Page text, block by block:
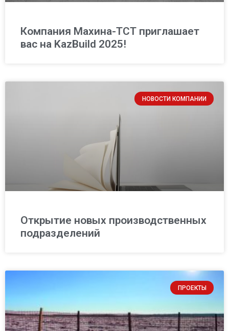
Компания Махина-ТСТ приглашает
вас на KazBuild 2025!
НОВОСТИ КОМПАНИИ
Открытие новых производственных
подразделений
ПРОЕКТЫ